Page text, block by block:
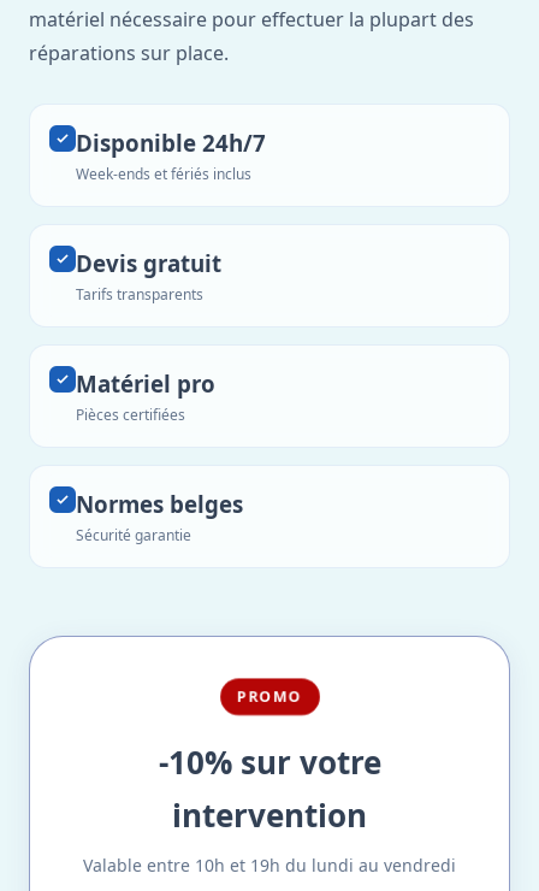
matériel nécessaire pour effectuer la plupart des
réparations sur place.
Disponible 24h/7
Week-ends et fériés inclus
Devis gratuit
Tarifs transparents
Matériel pro
Pièces certifiées
Normes belges
Sécurité garantie
PROMO
-10% sur votre
intervention
Valable entre 10h et 19h du lundi au vendredi